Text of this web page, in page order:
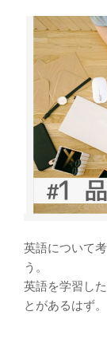
英語について
う。
英語を学習し
とがあるはず。